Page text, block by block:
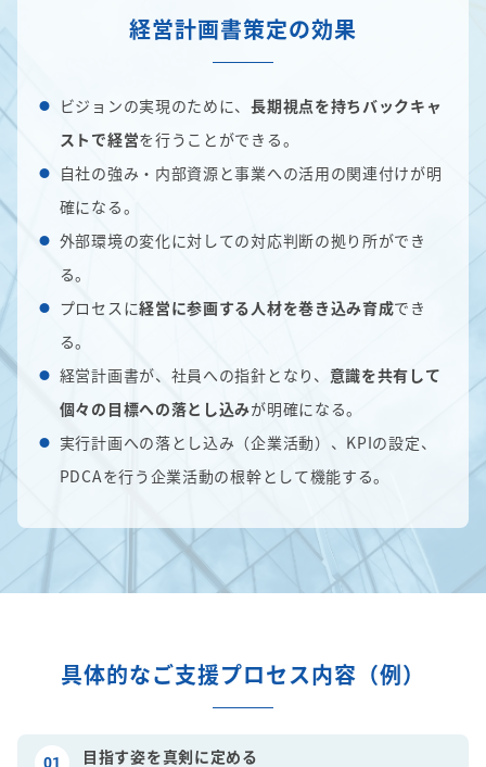
経営計画書策定の効果
ビジョンの実現のために、長期視点を持ちバックキャ
ストで経営を行うことができる。
自社の強み・内部資源と事業への活用の関連付けが明
確になる。
外部環境の変化に対しての対応判断の拠り所ができ
る。
プロセスに経営に参画する人材を巻き込み育成でき
る。
経営計画書が、社員への指針となり、 意識を共有して
個々の目標への落とし込みが明確になる。
実行計画への落とし込み（企業活動）、KPIの設定、
PDCAを行う企業活動の根幹として機能する。
具体的なご支援プロセス内容（例）
01 目指す姿を真剣に定める